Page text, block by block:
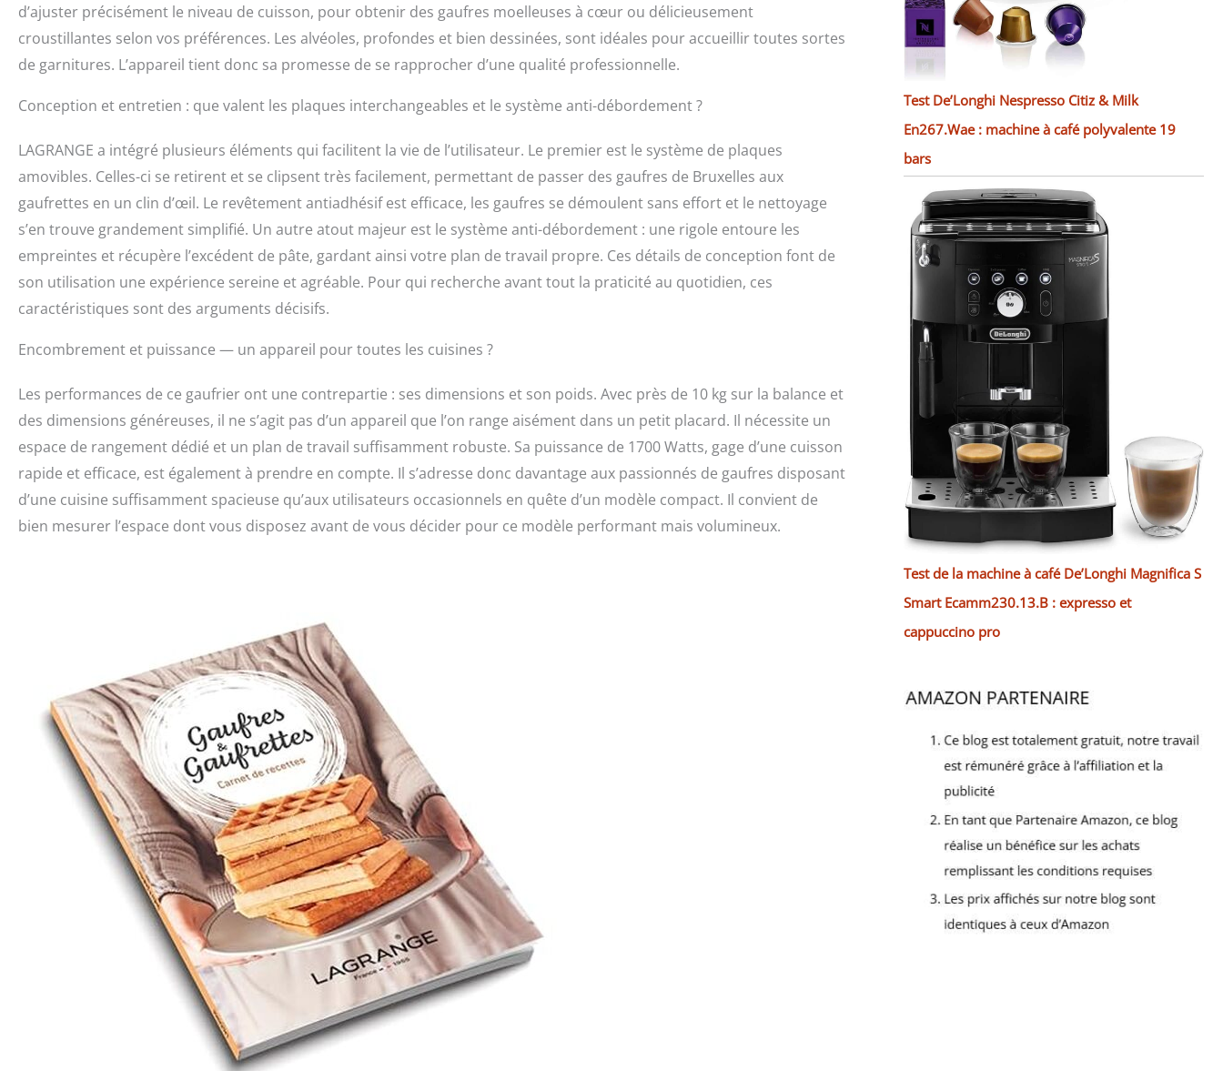
d’ajuster précisément le niveau de cuisson, pour obtenir des gaufres moelleuses à cœur ou délicieusement
croustillantes selon vos préférences. Les alvéoles, profondes et bien dessinées, sont idéales pour accueillir toutes sortes
de garnitures. L’appareil tient donc sa promesse de se rapprocher d’une qualité professionnelle.
Conception et entretien : que valent les plaques interchangeables et le système anti-débordement ?
LAGRANGE a intégré plusieurs éléments qui facilitent la vie de l’utilisateur. Le premier est le système de plaques
amovibles. Celles-ci se retirent et se clipsent très facilement, permettant de passer des gaufres de Bruxelles aux
gaufrettes en un clin d’œil. Le revêtement antiadhésif est efficace, les gaufres se démoulent sans effort et le nettoyage
s’en trouve grandement simplifié. Un autre atout majeur est le système anti-débordement : une rigole entoure les
empreintes et récupère l’excédent de pâte, gardant ainsi votre plan de travail propre. Ces détails de conception font de
son utilisation une expérience sereine et agréable. Pour qui recherche avant tout la praticité au quotidien, ces
caractéristiques sont des arguments décisifs.
Encombrement et puissance — un appareil pour toutes les cuisines ?
Les performances de ce gaufrier ont une contrepartie : ses dimensions et son poids. Avec près de 10 kg sur la balance et
des dimensions généreuses, il ne s’agit pas d’un appareil que l’on range aisément dans un petit placard. Il nécessite un
espace de rangement dédié et un plan de travail suffisamment robuste. Sa puissance de 1700 Watts, gage d’une cuisson
rapide et efficace, est également à prendre en compte. Il s’adresse donc davantage aux passionnés de gaufres disposant
d’une cuisine suffisamment spacieuse qu’aux utilisateurs occasionnels en quête d’un modèle compact. Il convient de
bien mesurer l’espace dont vous disposez avant de vous décider pour ce modèle performant mais volumineux.
Test De’Longhi Nespresso Citiz & Milk
En267.Wae : machine à café polyvalente 19
bars
Test de la machine à café De’Longhi Magnifica S
Smart Ecamm230.13.B : expresso et
cappuccino pro